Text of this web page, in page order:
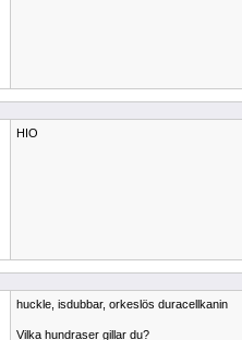
HIO
huckle, isdubbar, orkeslös duracellkanin
Vilka hundraser gillar du?